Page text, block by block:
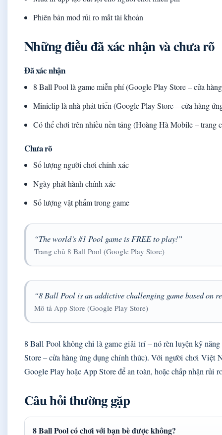
Phiên bản mod rủi ro mất tài khoản
Những điều đã xác nhận và chưa rõ
Đã xác nhận
8 Ball Pool là game miễn phí (Google Play Store – cửa
Miniclip là nhà phát triển (Google Play Store – cửa hàng
Có thể chơi trên nhiều nền tảng (Hoàng Hà Mobile – trang
Chưa rõ
Số lượng người chơi chính xác
Ngày phát hành chính xác
Số lượng vật phẩm trong game
“The world’s #1 Pool game is FREE to play!”
Trang chủ 8 Ball Pool (Google Play Store)
“8 Ball Pool is an addictive challenging game based on
Mô tả App Store (Google Play Store)
8 Ball Pool không chỉ là game giải trí – nó rèn luyện kỹ
Store – cửa hàng ứng dụng chính thức). Với người chơi Việt
Google Play hoặc App Store để an toàn, hoặc chấp nhận rủi
Câu hỏi thường gặp
8 Ball Pool có chơi với bạn bè được không?